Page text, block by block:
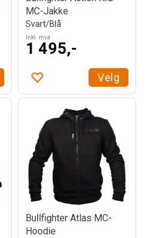
MC-Jakke
Svart/Blå
Inkl. mva
1 495,-
Velg
Bullfighter Atlas MC-
Hoodie